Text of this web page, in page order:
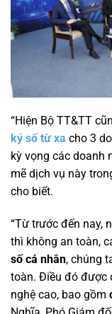
“Hiện Bộ TT&TT
ký số từ xa cho 3
kỳ vọng các doanh
mẽ dịch vụ này
cho biết.
“Từ trước đến nay,
thì không an toàn,
số cá nhân, chúng
toàn. Điều đó được
nghệ cao, bao gồm